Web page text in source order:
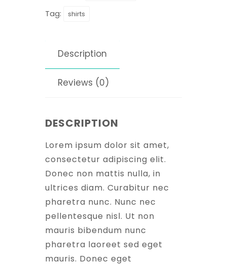
Tag: shirts
Description
Reviews (0)
DESCRIPTION
Lorem ipsum dolor sit amet,
consectetur adipiscing elit.
Donec non mattis nulla, in
ultrices diam. Curabitur nec
pharetra nunc. Nunc nec
pellentesque nisl. Ut non
mauris bibendum nunc
pharetra laoreet sed eget
mauris. Donec eget